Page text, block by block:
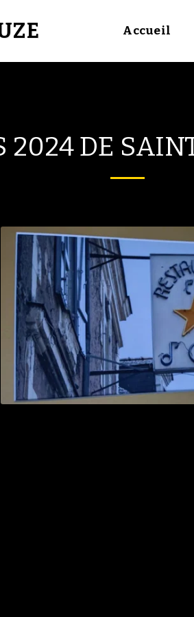
Accueil
2024 DE